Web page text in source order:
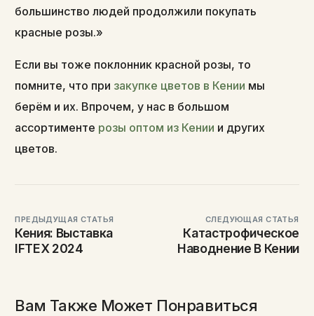
большинство людей продолжили покупать
красные розы.»
Если вы тоже поклонник красной розы, то
помните, что при закупке цветов в Кении мы
берём и их. Впрочем, у нас в большом
ассортименте розы оптом из Кении и других
цветов.
ПРЕДЫДУЩАЯ СТАТЬЯ
Кения: Выставка
IFTEX 2024
СЛЕДУЮЩАЯ СТАТЬЯ
Катастрофическое
Наводнение В Кении
Вам Также Может Понравиться